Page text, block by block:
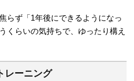
らず「1年後にできるようになっ
くらいの気持ちで、ゆったり構え
レーニング